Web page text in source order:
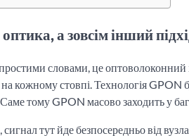
а зовсім інший
словами, це оптоволоконний
кожному стовпі. Технологія GPON
тому GPON масово заходить у
сигнал тут йде безпосередньо від